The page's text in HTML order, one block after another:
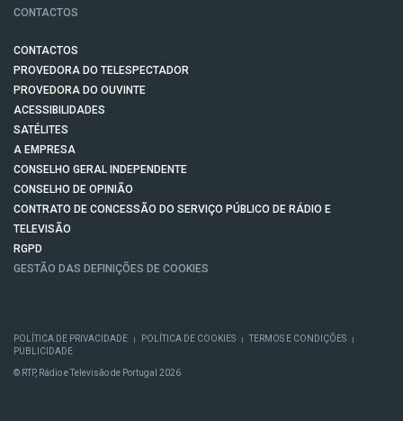
CONTACTOS
CONTACTOS
PROVEDORA DO TELESPECTADOR
PROVEDORA DO OUVINTE
ACESSIBILIDADES
SATÉLITES
A EMPRESA
CONSELHO GERAL INDEPENDENTE
CONSELHO DE OPINIÃO
CONTRATO DE CONCESSÃO DO SERVIÇO PÚBLICO DE RÁDIO E
TELEVISÃO
RGPD
GESTÃO DAS DEFINIÇÕES DE COOKIES
POLÍTICA DE PRIVACIDADE | POLÍTICA DE COOKIES | TERMOS E CONDIÇÕES |
PUBLICIDADE
© RTP, Rádio e Televisão de Portugal 2026